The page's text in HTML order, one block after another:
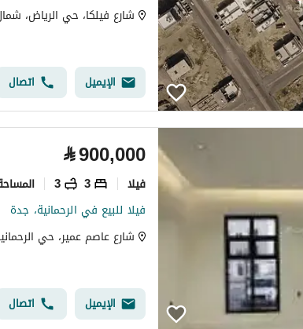
شارع فيلكا، حي الرياض،
الإيميل اتصال
⃁900,000
فیلا 3
3
فيلا للبيع في الرحمانية، جدة
شارع عاصم عمير، حي
الإيميل اتصال